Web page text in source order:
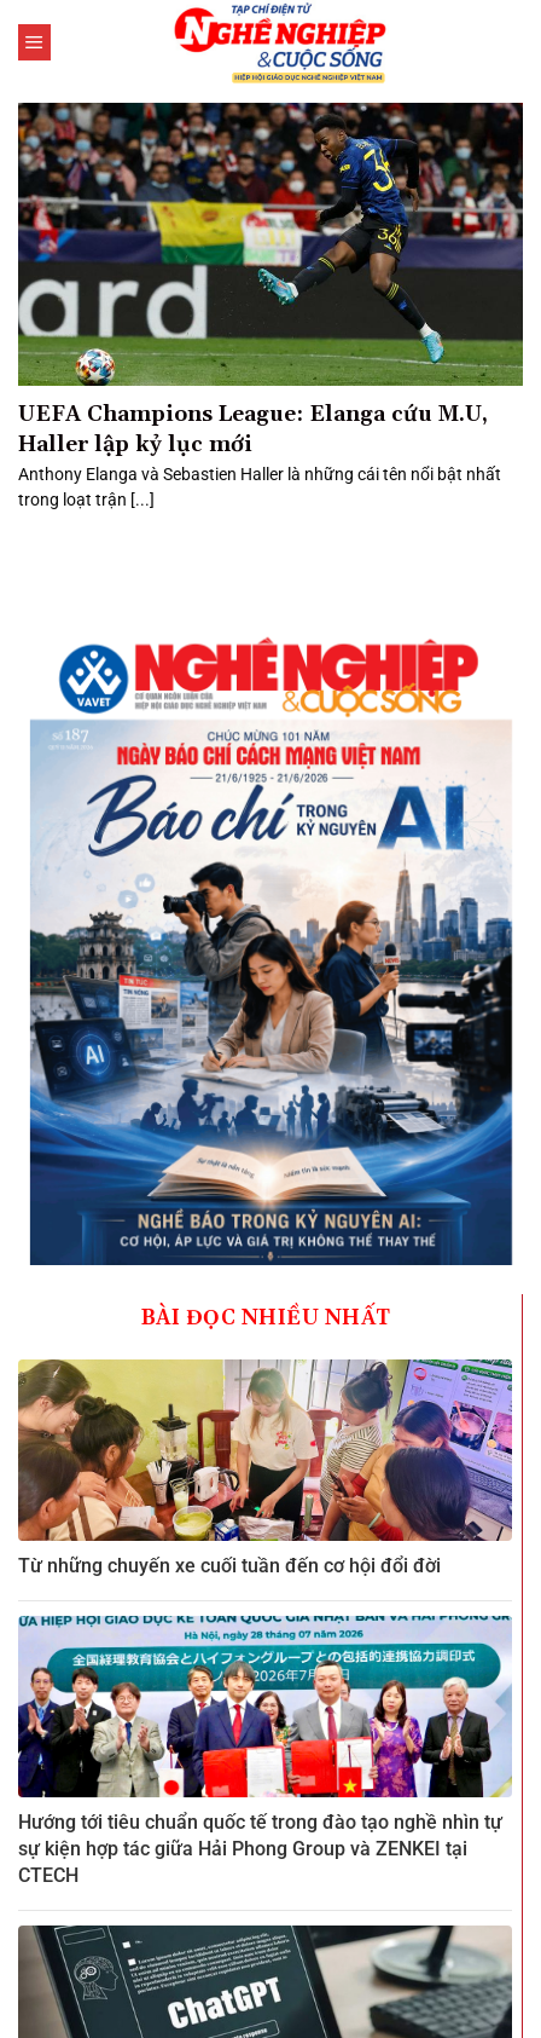
qua
dung
UEFA Champions League: Elanga cứu M.U,
Haller lập kỷ lục mới
Anthony Elanga và Sebastien Haller là những cái tên nổi bật nhất
trong loạt trận [...]
BÀI ĐỌC NHIỀU NHẤT
Từ những chuyến xe cuối tuần đến cơ hội đổi đời
Hướng tới tiêu chuẩn quốc tế trong đào tạo nghề nhìn tự
sự kiện hợp tác giữa Hải Phong Group và ZENKEI tại
CTECH